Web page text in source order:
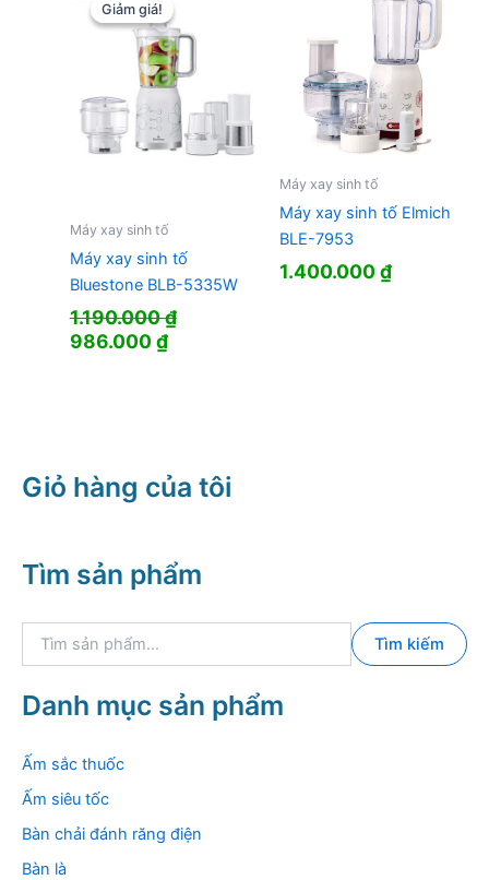
Giảm giá!
Giảm giá!
Máy xay sinh tố
Máy xay sinh tố
Bluestone BLB-5335W
1.190.000₫
Giá
986.000₫Giá
Máy xay sinh tố
Máy xay sinh tố Elmich
BLE-7953
1.400.000₫
Giỏ hàng của tôi
Tìm sản phẩm
k
i
m
Tìm kiếm
Danh mục sản phẩm
Ấm sắc thuốc
Ấm siêu tốc
Bàn chải đánh răng điện
Bàn là